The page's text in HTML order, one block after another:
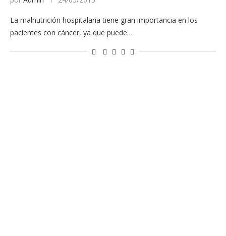
La malnutrición hospitalaria tiene gran importancia en los
pacientes con cáncer, ya que puede…